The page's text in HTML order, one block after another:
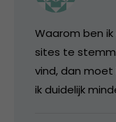
Waarom ben
sites te
vind, dan moet
ik duidelijk